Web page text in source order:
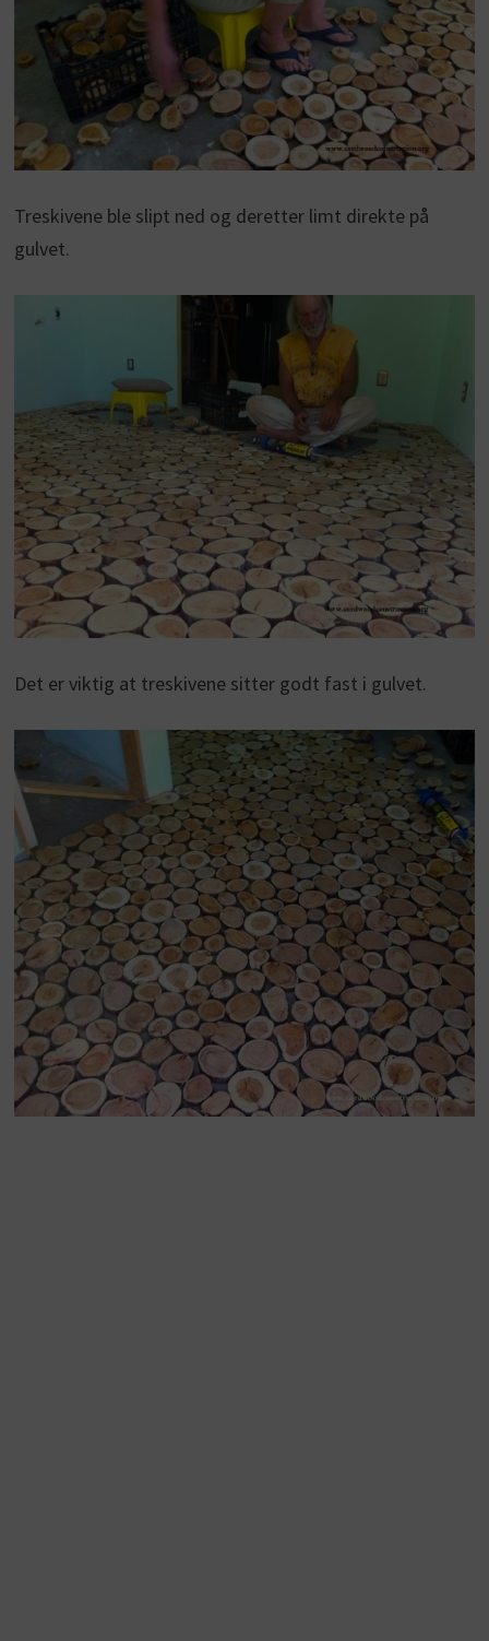
Treskivene ble slipt ned og deretter limt direkte på
gulvet.
Det er viktig at treskivene sitter godt fast i gulvet.